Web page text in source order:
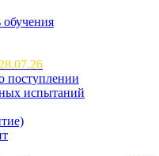
поступлении
испытаний